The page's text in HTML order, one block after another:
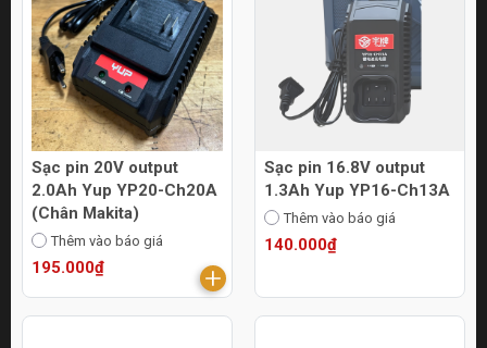
Sạc pin 20V output
2.0Ah Yup YP20-Ch20A
(Chân Makita)
Thêm vào báo giá
195.000₫
Sạc pin 16.8V output
1.3Ah Yup YP16-Ch13A
Thêm vào báo giá
140.000₫